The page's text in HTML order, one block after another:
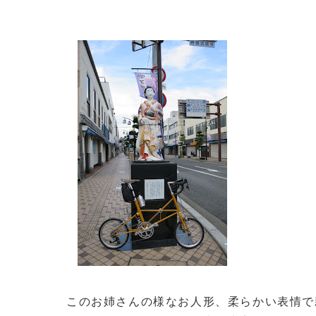
このお姉さんの様なお人形、柔らかい表情